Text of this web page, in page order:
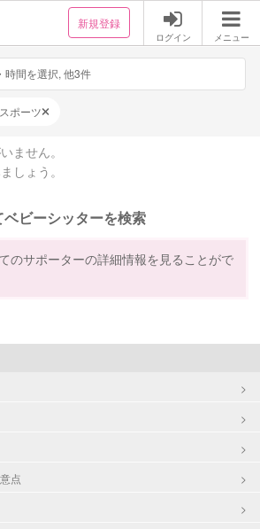
新規登録
ログイン メニュー
時間を選択, 他3件
ポーツ
ません。
しょう。
ビーシッターを検索
のサポーターの詳細情報を見ることがで
点